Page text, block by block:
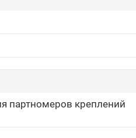
партномеров креплений